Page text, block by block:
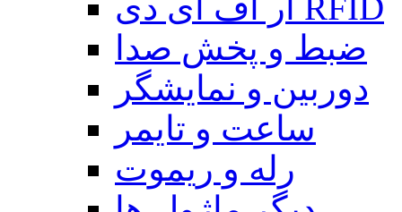
ضبط و پخش صدا
دوربین و نمایشگر
ساعت و تایمر
رله و ریموت